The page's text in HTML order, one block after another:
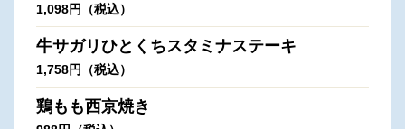
1,098円（税込）
牛サガリひとくちスタミナステーキ
1,758円（税込）
鶏もも西京焼き